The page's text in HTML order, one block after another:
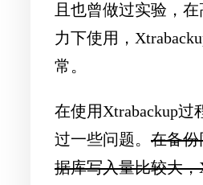
且也曾做过实验，
力下使用，
常。
在使用Xtrabackup过
过一些问题。 在备份
据库写入量比较大，